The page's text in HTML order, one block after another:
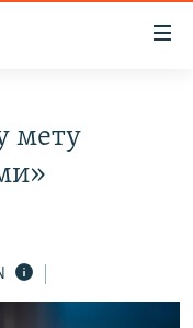
мету